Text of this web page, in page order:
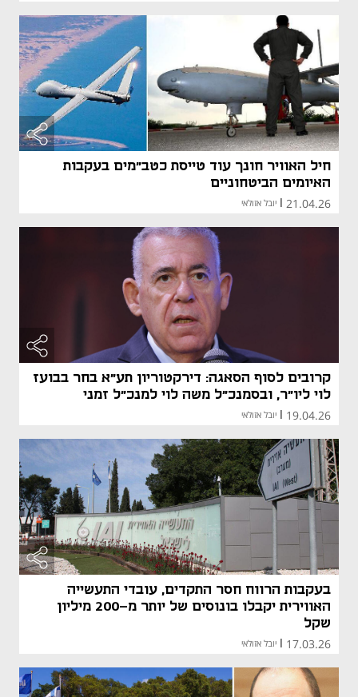
חיל האוויר חונך עוד טייסת כטב"מים בעקבות
האיומים הביטחוניים
21.04.26 יובל אזולאי
קרובים לסוף הסאגה: דירקטוריון תע"א בחר בבועז
לוי ליו"ר, ובסמנכ"ל משה לוי למנכ"ל זמני
19.04.26
| יובל אזולאי
בעקבות הרווח חסר התקדים, עובדי התעשייה
האווירית יקבלו בונוסים של יותר מ-200 מיליון
שקל
17.03.26
| יובל אזולאי